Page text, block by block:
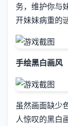
务，维护你与
开妹妹病重的
手绘黑白画风
虽然画面缺少
人惊叹的黑白